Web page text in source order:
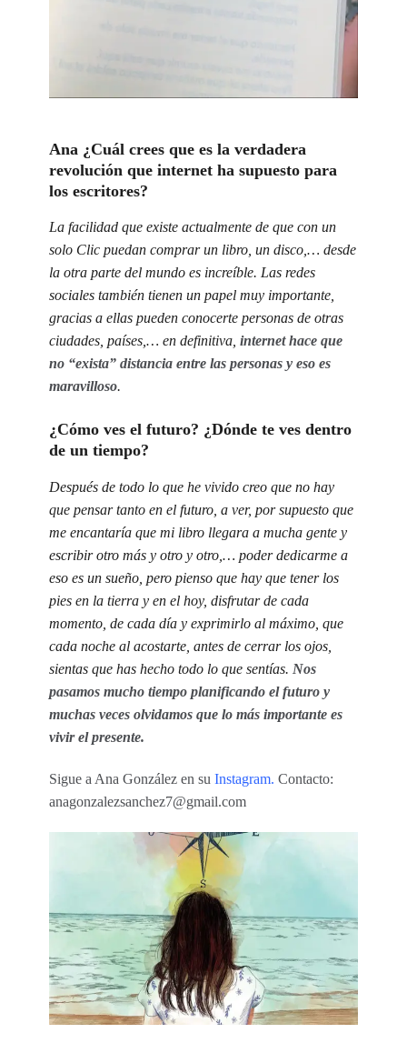
Ana ¿Cuál crees que es la verdadera
revolución que internet ha supuesto para
los escritores?
La facilidad que existe actualmente de que con un
solo Clic puedan comprar un libro, un disco,… desde
la otra parte del mundo es increíble. Las redes
sociales también tienen un papel muy importante,
gracias a ellas pueden conocerte personas de otras
ciudades, países,… en definitiva, internet hace que
no “exista” distancia entre las personas y eso es
maravilloso.
¿Cómo ves el futuro? ¿Dónde te ves dentro
de un tiempo?
Después de todo lo que he vivido creo que no hay
que pensar tanto en el futuro, a ver, por supuesto que
me encantaría que mi libro llegara a mucha gente y
escribir otro más y otro y otro,… poder dedicarme a
eso es un sueño, pero pienso que hay que tener los
pies en la tierra y en el hoy, disfrutar de cada
momento, de cada día y exprimirlo al máximo, que
cada noche al acostarte, antes de cerrar los ojos,
sientas que has hecho todo lo que sentías. Nos
pasamos mucho tiempo planificando el futuro y
muchas veces olvidamos que lo más importante es
vivir el presente.
Sigue a Ana González en su Instagram. Contacto:
anagonzalezsanchez7@gmail.com